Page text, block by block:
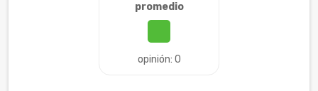
promedio
opinión: 0